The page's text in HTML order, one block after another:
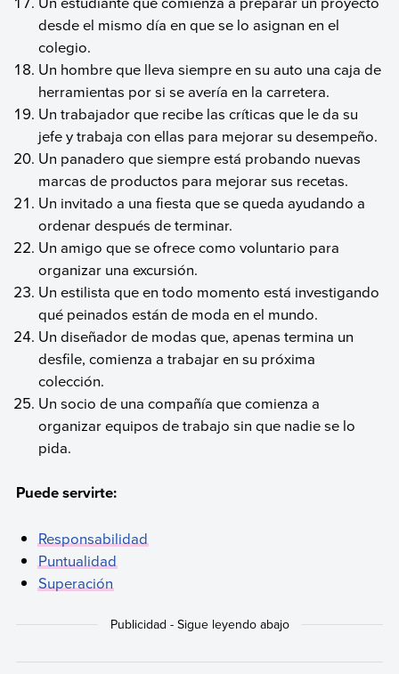
desde el mismo día en que se lo asignan en el
colegio.
Un hombre que lleva siempre en su auto una caja de
herramientas por si se avería en la carretera.
Un trabajador que recibe las críticas que le da su
jefe y trabaja con ellas para mejorar su desempeño.
Un panadero que siempre está probando nuevas
marcas de productos para mejorar sus recetas.
Un invitado a una fiesta que se queda ayudando a
ordenar después de terminar.
Un amigo que se ofrece como voluntario para
organizar una excursión.
Un estilista que en todo momento está investigando
qué peinados están de moda en el mundo.
Un diseñador de modas que, apenas termina un
desfile, comienza a trabajar en su próxima
colección.
Un socio de una compañía que comienza a
organizar equipos de trabajo sin que nadie se lo
pida.
Puede servirte:
Responsabilidad
Puntualidad
Superación